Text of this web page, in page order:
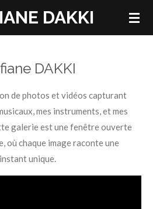
DAKKI
DAKKI
de photos et vidéos capturant
mes instruments, et mes
galerie est une fenêtre ouverte
où chaque image raconte une
unique.